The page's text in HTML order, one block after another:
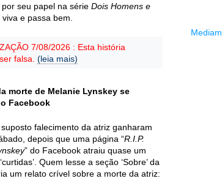
seu papel na série Dois Homens e
viva e passa bem.
7/08/2026 : Esta história
falsa. (leia mais)
morte de Melanie Lynskey se
Facebook
falecimento da atriz ganharam
depois que uma página “R.I.P.
” do Facebook atraiu quase um
Quem lesse a seção ‘Sobre’ da
um relato crível sobre a morte da atriz: